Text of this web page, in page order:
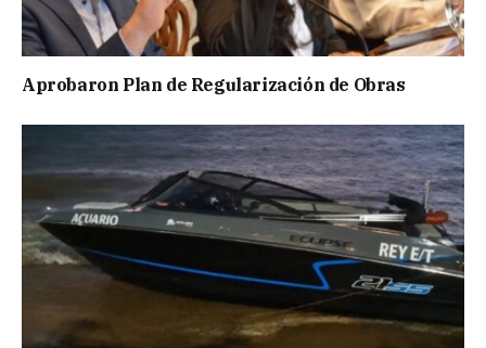
Aprobaron Plan de Regularización de Obras